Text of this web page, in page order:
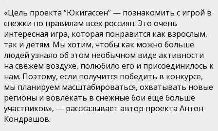
«Цель проекта “Юкигассен” — познакомить с игрой в
снежки по правилам всех россиян. Это очень
интересная игра, которая понравится как взрослым,
так и детям. Мы хотим, чтобы как можно больше
людей узнало об этом необычном виде активности
на свежем воздухе, полюбило его и присоединилось к
нам. Поэтому, если получится победить в конкурсе,
мы планируем масштабироваться, охватывать новые
регионы и вовлекать в снежные бои еще больше
участников», — рассказывает автор проекта Антон
Кондрашов.